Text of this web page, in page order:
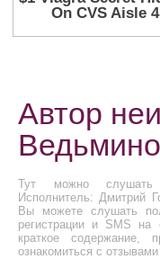
Автор
Тут можно слушать
Исполнитель: Дмитрий
Вы можете слушать
регистрации и SMS на
краткое содержание,
ознакомиться с